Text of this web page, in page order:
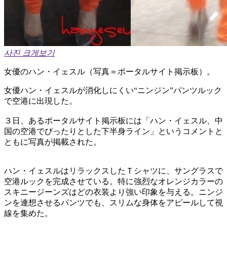
사진 크게보기
女優のハン・イェスル（写真＝ポータルサイト掲示板）。
女優ハン・イェスルが消化しにくい“ニンジン”パンツルック
で空港に出現した。
３日、あるポータルサイト掲示板には「ハン・イェスル、中
国の空港でぴったりとした下半身ライン」というコメントと
ともに写真が掲載された。
ハン・イェスルはリラックスしたＴシャツに、サングラスで
空港ルックを完成させている。特に強烈なオレンジカラーの
スキニージーンズはどの衣装より強い印象を与える。ニンジ
ンを連想させるパンツでも、スリムな身体をアピールして視
線を集めた。